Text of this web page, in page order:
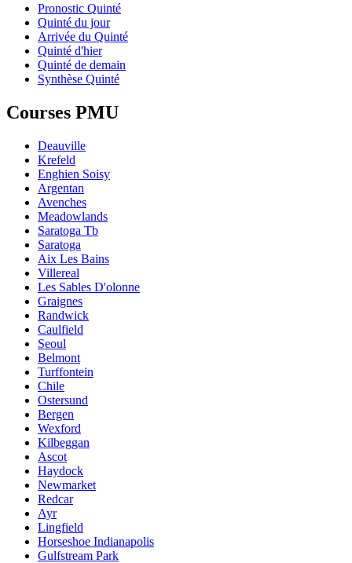
Pronostic Quinté
Quinté du jour
Arrivée du Quinté
Quinté d'hier
Quinté de demain
Synthèse Quinté
Courses PMU
Deauville
Krefeld
Enghien Soisy
Argentan
Avenches
Meadowlands
Saratoga Tb
Saratoga
Aix Les Bains
Villereal
Les Sables D'olonne
Graignes
Randwick
Caulfield
Seoul
Belmont
Turffontein
Chile
Ostersund
Bergen
Wexford
Kilbeggan
Ascot
Haydock
Newmarket
Redcar
Ayr
Lingfield
Horseshoe Indianapolis
Gulfstream Park